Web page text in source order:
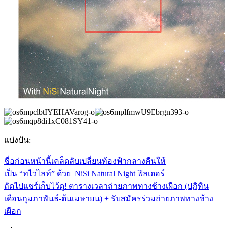
แบ่งปัน:
ชื่อก่อนหน้านี้เคล็ดลับเปลี่ยนท้องฟ้ากลางคืนให้
เป็น “ทไวไลท์” ด้วย NiSi Natural Night ฟิลเตอร์
ถัดไปแชร์เก็บไว้ดู! ตารางเวลาถ่ายภาพทางช้างเผือก (ปฏิทิน
เดือนกุมภาพันธ์-ต้นเมษายน) + รับสมัครร่วมถ่ายภาพทางช้าง
เผือก